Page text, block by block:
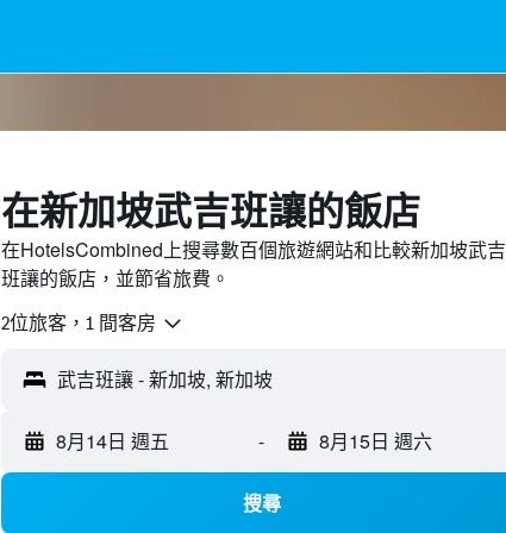
​在新加坡武吉班讓​的飯店
在HotelsCombined上搜尋數百個旅遊網站和比較新加坡武吉
班讓的飯店，並節省旅費。
2位旅客，1 間客房
8月14日 週五 - 8月15日 週六
搜尋